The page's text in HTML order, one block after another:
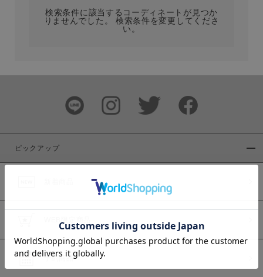
ブランド
検索条件に該当するコーディネートが見つか
りませんでした。 検索条件を変更してくださ
い。
ピックアップ
予約商品